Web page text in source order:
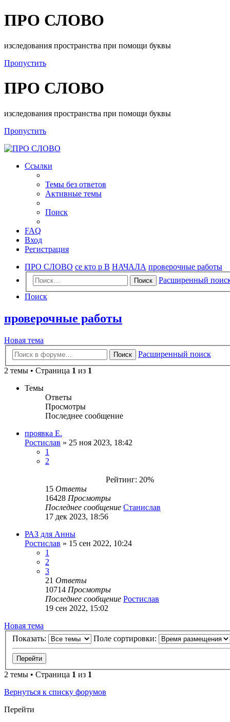
ПРО СЛОВО
изследования пространства при помощи буквы
Пропустить
ПРО СЛОВО
изследования пространства при помощи буквы
Пропустить
Ссылки
Темы без ответов
Активные темы
Поиск
FAQ
Вход
Регистрация
ПРО СЛОВО се кто р В НАЧАЛА проверочные работы
Поиск
Расширенный
Поиск
проверочные работы
Новая тема
Поиск
Расширенный поиск
2 темы • Страница 1 из 1
Темы
Ответы
Просмотры
Последнее сообщение
проявка Е.
Ростислав » 25 ноя 2023, 18:42
1
2
Рейтинг: 20%
15 Ответы
16428 Просмотры
Последнее сообщение Станислав
17 дек 2023, 18:56
РАЗ для Анны
Ростислав » 15 сен 2022, 10:24
1
2
3
21 Ответы
10714 Просмотры
Последнее сообщение Ростислав
19 сен 2022, 15:02
Новая тема
Показать:
Поле сортировки:
2 темы • Страница 1 из 1
Вернуться к списку форумов
Перейти